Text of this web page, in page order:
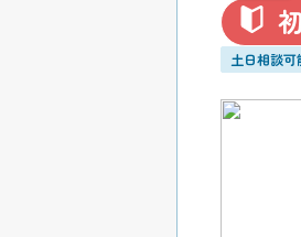
土日相談可